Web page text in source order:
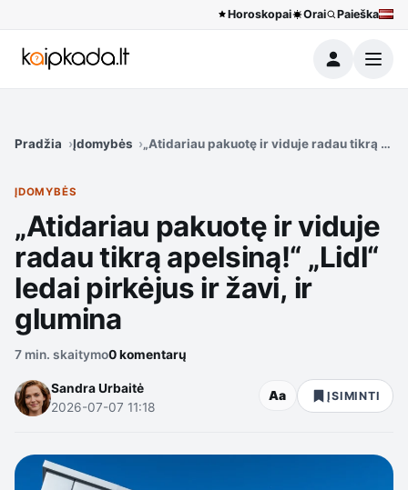
Horoskopai Orai Paieška
Meniu
Pradžia Įdomybės „Atidariau pakuotę ir viduje radau tikrą
ĮDOMYBĖS
„Atidariau pakuotę ir viduje
radau tikrą apelsiną!“ „Lidl“
ledai pirkėjus ir žavi, ir
glumina
7 min. skaitymo0 komentarų
Sandra Urbaitė
2026-07-07 11:18
Aa ĮSIMINTI